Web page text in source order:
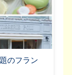
のフラン